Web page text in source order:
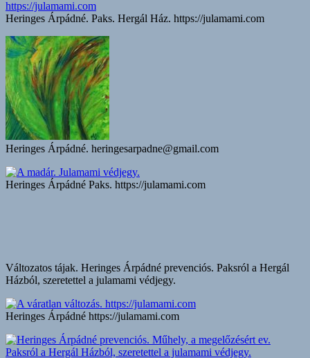
Heringes Árpádné. Paks. Hergál Ház. https://julamami.com
Heringes Árpádné. heringesarpadne@gmail.com
Heringes Árpádné Paks. https://julamami.com
Változatos tájak. Heringes Árpádné prevenciós. Paksról a Hergál
Házból, szeretettel a julamami védjegy.
Heringes Árpádné https://julamami.com